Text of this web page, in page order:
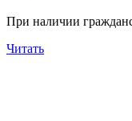
При наличии
Читать